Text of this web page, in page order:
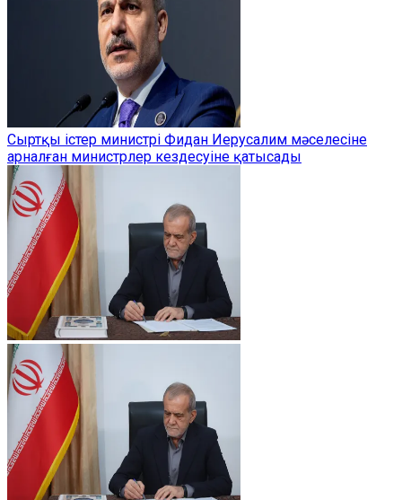
Сыртқы істер министрі Фидан Иерусалим мәселесіне
арналған министрлер кездесуіне қатысады